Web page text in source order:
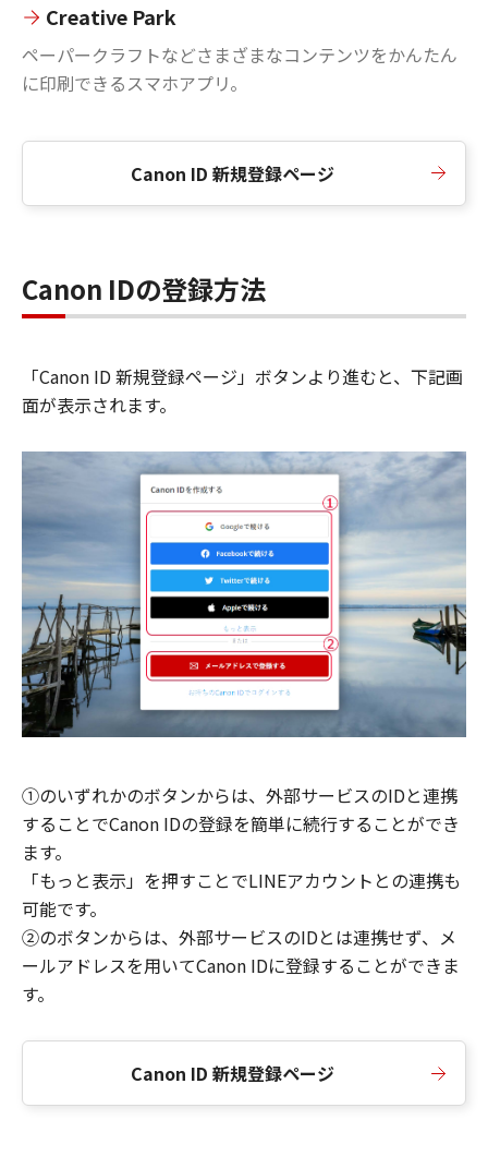
Creative Park
ペーパークラフトなどさまざまなコンテンツをかんたん
に印刷できるスマホアプリ。
Canon ID 新規登録ページ
Canon IDの登録方法
「Canon ID 新規登録ページ」ボタンより進むと、下記画
面が表示されます。
①のいずれかのボタンからは、外部サービスのIDと連携
することでCanon IDの登録を簡単に続行することができ
ます。
「もっと表示」を押すことでLINEアカウントとの連携も
可能です。
②のボタンからは、外部サービスのIDとは連携せず、メ
ールアドレスを用いてCanon IDに登録することができま
す。
Canon ID 新規登録ページ